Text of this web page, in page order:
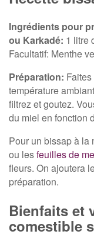
Ingrédients pour
ou Karkadé: 1 litre
Facultatif: Menthe
Préparation:
température
filtrez et goutez.
du miel en fonction
Pour un bissap à la
ou lesfeuilles de
fleurs. On ajoutera
préparation.
Bienfaits et
comestible